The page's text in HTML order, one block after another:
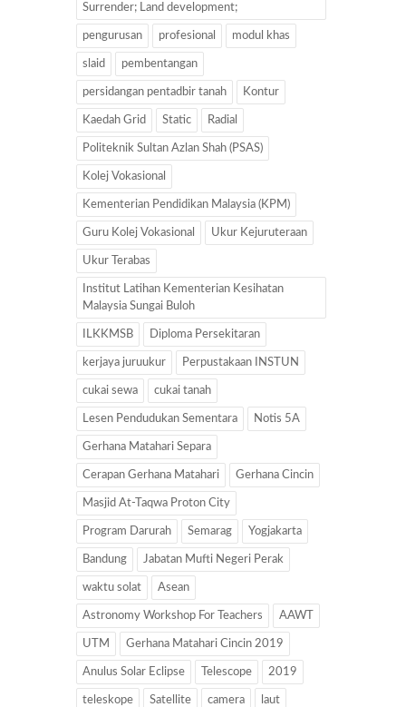
Surrender; Land development;
pengurusan profesional modul khas
slaid pembentangan
persidangan pentadbir tanah Kontur
Kaedah Grid Static Radial
Politeknik Sultan Azlan Shah (PSAS)
Kolej Vokasional
Kementerian Pendidikan Malaysia (KPM)
Guru Kolej Vokasional Ukur Kejuruteraan
Ukur Terabas
Institut Latihan Kementerian Kesihatan
Malaysia Sungai Buloh
ILKKMSB Diploma Persekitaran
kerjaya juruukur Perpustakaan INSTUN
cukai sewa cukai tanah
Lesen Pendudukan Sementara Notis 5A
Gerhana Matahari Separa
Cerapan Gerhana Matahari Gerhana Cincin
Masjid At-Taqwa Proton City
Program Darurah Semarag Yogjakarta
Bandung Jabatan Mufti Negeri Perak
waktu solat Asean
Astronomy Workshop For Teachers AAWT
UTM Gerhana Matahari Cincin 2019
Anulus Solar Eclipse Telescope 2019
teleskope Satellite camera laut